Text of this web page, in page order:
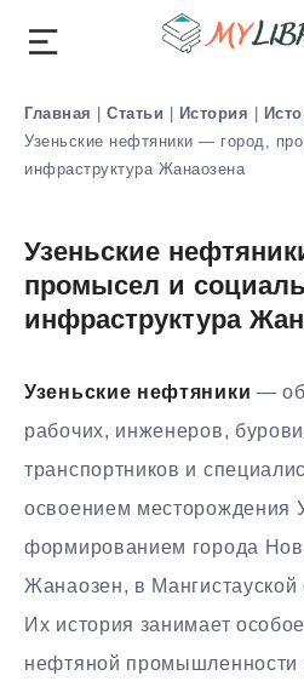
Главная | Статьи | История |
Узеньские нефтяники — город,
инфраструктура Жанаозена
Узеньские
промысел и
инфраструктура
Узеньские нефтяники —
рабочих, инженеров,
транспортников и
освоением месторождения
формированием города
Жанаозен, в Мангистауской
Их история занимает
нефтяной промышленности